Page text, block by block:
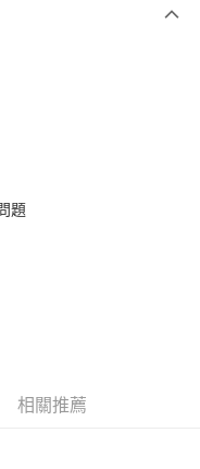
題
相關推薦